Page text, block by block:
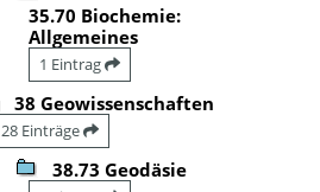
35.70 Biochemie:
Allgemeines
1 Eintrag
38 Geowissenschaften
28 Einträge
38.73 Geodäsie